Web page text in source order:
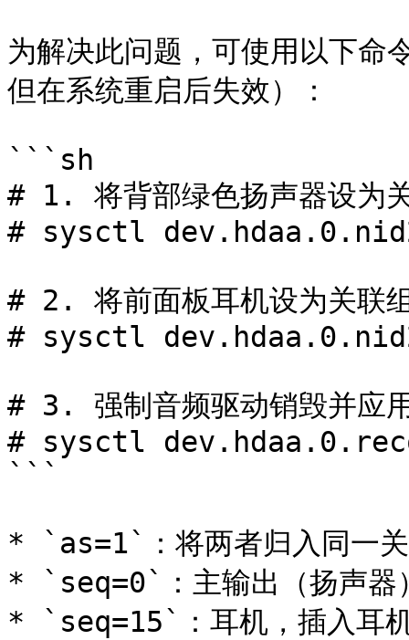
为解决此问题，可使用以下命
但在系统重启后失效）：
```sh
# 1. 将背部绿色扬声器设为
# sysctl
# 2. 将前面板耳机设为关联
# sysctl
# 3. 强制音频驱动销毁并应
# sysctl
```
* `as=1`：将两者归入同一
* `seq=0`：主输出（扬声器
* `seq=15`：耳机，插入耳